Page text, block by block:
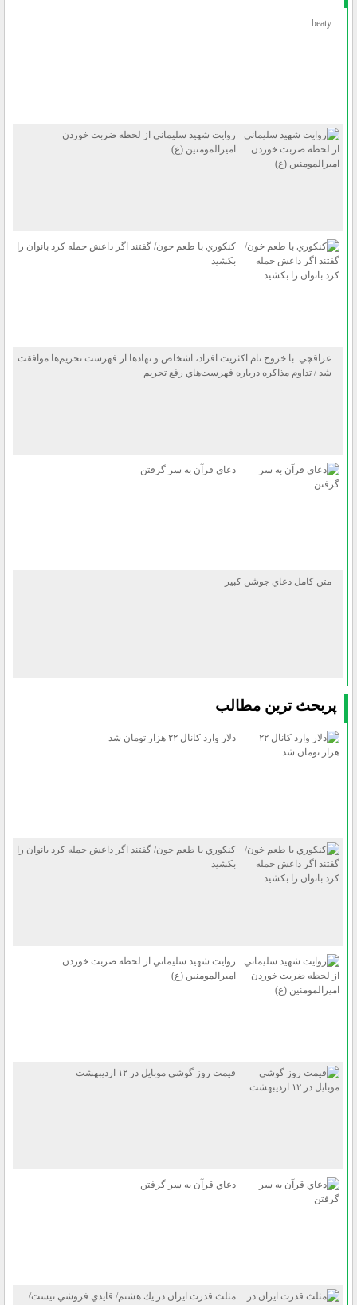
beaty
روايت شهيد سليماني از لحظه ضربت خوردن
اميرالمومنين (ع)
كنكوري با طعم خون/ گفتند اگر داعش حمله كرد بانوان را
بكشيد
عراقچي: با خروج نام اكثريت افراد، اشخاص و نهاد‌ها از فهرست تحريم‌ها موافقت
شد / تداوم مذاكره درباره فهرست‌هاي رفع تحريم
دعاي قرآن به سر گرفتن
متن كامل دعاي جوشن كبير
پربحث ترين مطالب
دلار وارد كانال ۲۲ هزار تومان شد
كنكوري با طعم خون/ گفتند اگر داعش حمله كرد بانوان را
بكشيد
روايت شهيد سليماني از لحظه ضربت خوردن
اميرالمومنين (ع)
قيمت روز گوشي موبايل در ۱۲ ارديبهشت
دعاي قرآن به سر گرفتن
مثلث قدرت ايران در يك هشتم/ قايدي فروشي نيست/